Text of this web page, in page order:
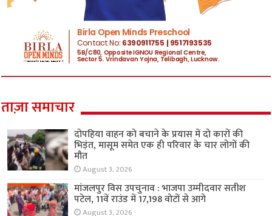
ताज़ा समाचार
दोपहिया वाहन को बचाने के प्रयास में दो कारों की
भिड़ंत, मासूम समेत एक ही परिवार के चार लोगों की
मौत
August 3, 2026
मांजलपुर विस उपचुनाव : भाजपा उम्मीदवार सतीश
पटेल, 11वें राउंड में 17,198 वोटों से आगे
August 3, 2026